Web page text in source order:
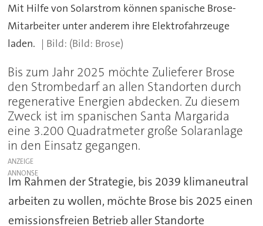
Mit Hilfe von Solarstrom können spanische Brose-
Mitarbeiter unter anderem ihre Elektrofahrzeuge
laden.
(Bild: Brose)
Bis zum Jahr 2025 möchte Zulieferer Brose
den Strombedarf an allen Standorten durch
regenerative Energien abdecken. Zu diesem
Zweck ist im spanischen Santa Margarida
eine 3.200 Quadratmeter große Solaranlage
in den Einsatz gegangen.
ANZEIGE
Im Rahmen der Strategie, bis 2039 klimaneutral
arbeiten zu wollen, möchte Brose bis 2025 einen
emissionsfreien Betrieb aller Standorte